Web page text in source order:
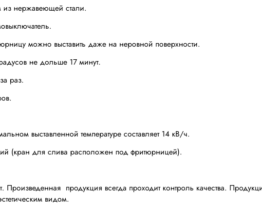
из нержавеющей стали.
можно выставить даже на неровной поверхности.
не дольше 17 минут.
раз.
выставленной температуре составляет 14 кВ/ч.
(кран для слива расположен под фритюрницей).
Произведенная продукция всегда проходит контроль качества.
видом.